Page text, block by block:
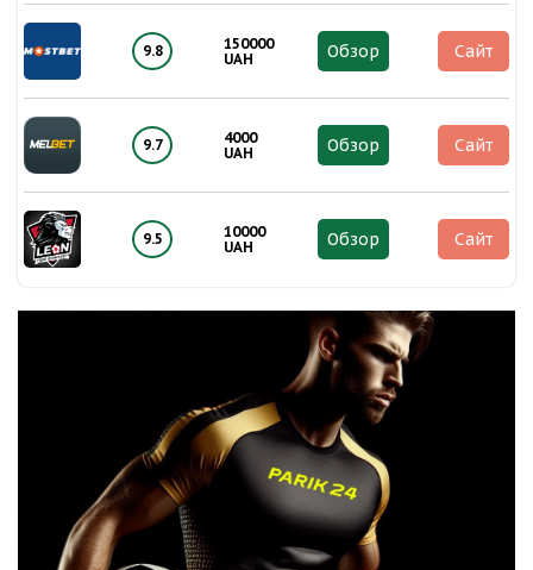
9.8
150000
UAH
Обзор Сайт
9.7
4000
UAH
Обзор Сайт
9.5
10000
UAH
Обзор Сайт